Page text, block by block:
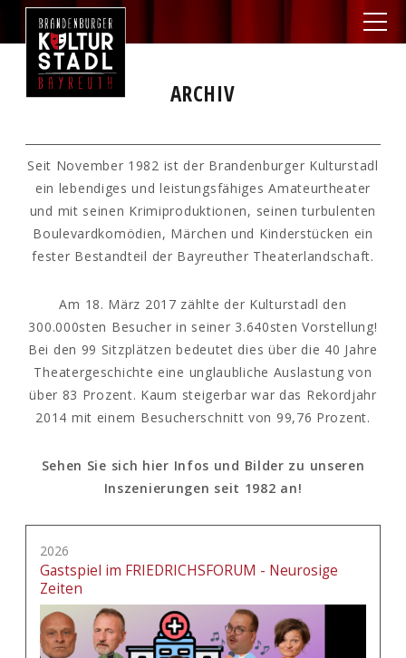
ARCHIV
Seit November 1982 ist der Brandenburger Kulturstadl
ein lebendiges und leistungsfähiges Amateurtheater
und mit seinen Krimiproduktionen, seinen turbulenten
Boulevardkomödien, Märchen und Kinderstücken ein
fester Bestandteil der Bayreuther Theaterlandschaft.
Am 18. März 2017 zählte der Kulturstadl den
300.000sten Besucher in seiner 3.640sten Vorstellung!
Bei den 99 Sitzplätzen bedeutet dies über die 40 Jahre
Theatergeschichte eine unglaubliche Auslastung von
über 83 Prozent. Kaum steigerbar war das Rekordjahr
2014 mit einem Besucherschnitt von 99,76 Prozent.
Sehen Sie sich hier Infos und Bilder zu unseren
Inszenierungen seit 1982 an!
2026
Gastspiel im FRIEDRICHSFORUM - Neurosige
Zeiten